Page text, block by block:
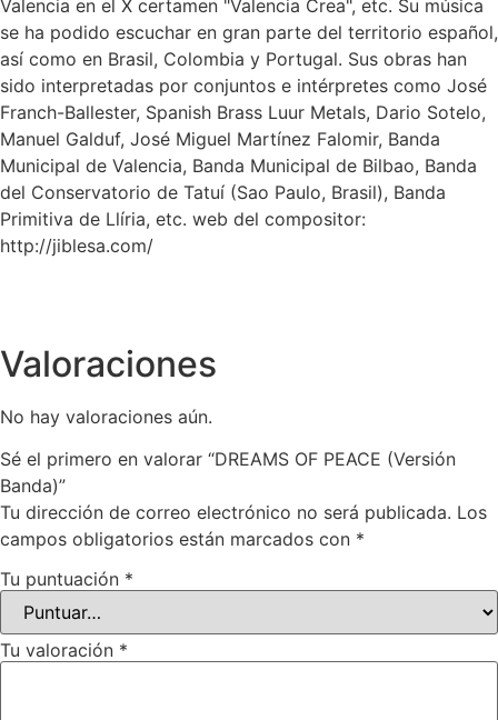
Valencia en el X certamen "Valencia Crea", etc. Su música
se ha podido escuchar en gran parte del territorio español,
así como en Brasil, Colombia y Portugal. Sus obras han
sido interpretadas por conjuntos e intérpretes como José
Franch-Ballester, Spanish Brass Luur Metals, Dario Sotelo,
Manuel Galduf, José Miguel Martínez Falomir, Banda
Municipal de Valencia, Banda Municipal de Bilbao, Banda
del Conservatorio de Tatuí (Sao Paulo, Brasil), Banda
Primitiva de Llíria, etc. web del compositor:
http://jiblesa.com/
Valoraciones
No hay valoraciones aún.
Sé el primero en valorar “DREAMS OF PEACE (Versión
Banda)”
Tu dirección de correo electrónico no será publicada. Los
campos obligatorios están marcados con *
Tu puntuación *
Tu valoración *